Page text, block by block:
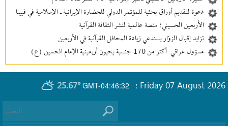
دعوة لتقديم أوراق بحثية للمؤتمر الدولي للحضارة الإيرانية ـ الإسلامية في فيينا
الأربعين الحسيني؛ منصة عالمية لنشر الثقافة القرآنية
تزايد إقبال الزوّار يستدعي زيادة المحافل القرآنية في الأربعين
مسؤول عراقي: أكثر من 170 جنسية يحيون أربعينية الإمام الحسين (ع)
GMT-04:46:32
25.67° Friday 07 August 2026 ؛